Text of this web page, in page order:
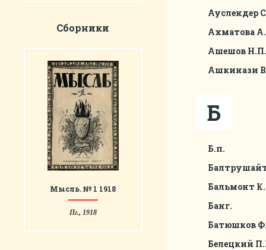
Сборники
Мысль. № 1 1918
Пг., 1918
Ауслендер
Ахматова
Ашешов Н.П.
Ашкинази
Б
Б.п.
Бальмонт
Банг.
Батюшков
Белецкий